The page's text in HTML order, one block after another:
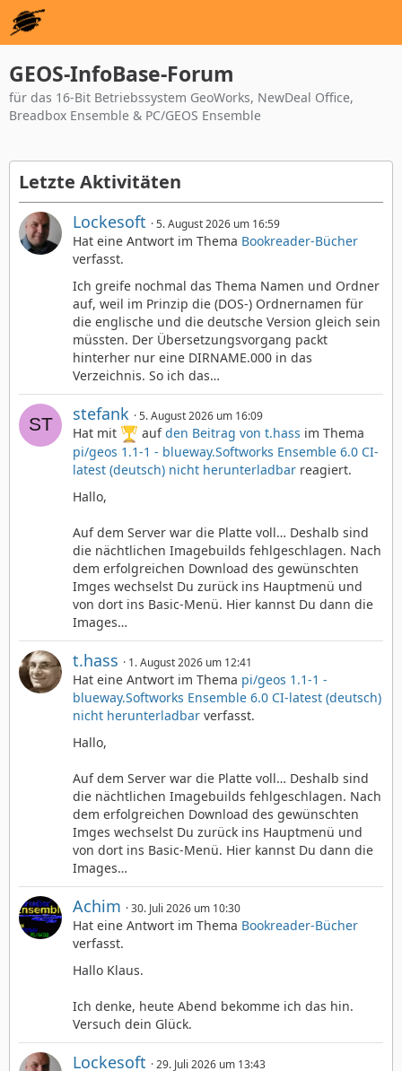
GEOS-InfoBase-Forum
für das 16-Bit Betriebssystem GeoWorks, NewDeal Office,
Breadbox Ensemble & PC/GEOS Ensemble
Letzte Aktivitäten
Lockesoft 5. August 2026 um 16:59
Hat eine Antwort im Thema Bookreader-Bücher
verfasst.
Ich greife nochmal das Thema Namen und Ordner
auf, weil im Prinzip die (DOS-) Ordnernamen für
die englische und die deutsche Version gleich sein
müssten. Der Übersetzungsvorgang packt
hinterher nur eine DIRNAME.000 in das
Verzeichnis. So ich das…
stefank 5. August 2026 um 16:09
Hat mit aufden Beitrag von t.hass im Thema
pi/geos 1.1-1 - blueway.Softworks Ensemble 6.0 CI-
latest (deutsch) nicht herunterladbar reagiert.
Hallo,
Auf dem Server war die Platte voll… Deshalb sind
die nächtlichen Imagebuilds fehlgeschlagen. Nach
dem erfolgreichen Download des gewünschten
Imges wechselst Du zurück ins Hauptmenü und
von dort ins Basic-Menü. Hier kannst Du dann die
Images…
t.hass 1. August 2026 um 12:41
Hat eine Antwort im Thema pi/geos 1.1-1 -
blueway.Softworks Ensemble 6.0 CI-latest (deutsch)
nicht herunterladbar verfasst.
Hallo,
Auf dem Server war die Platte voll… Deshalb sind
die nächtlichen Imagebuilds fehlgeschlagen. Nach
dem erfolgreichen Download des gewünschten
Imges wechselst Du zurück ins Hauptmenü und
von dort ins Basic-Menü. Hier kannst Du dann die
Images…
Achim 30. Juli 2026 um 10:30
Hat eine Antwort im Thema Bookreader-Bücher
verfasst.
Hallo Klaus.
Ich denke, heute Abend bekomme ich das hin.
Versuch dein Glück.
Lockesoft 29. Juli 2026 um 13:43